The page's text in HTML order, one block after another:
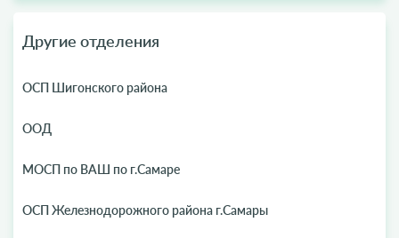
Другие отделения
ОСП Шигонского района
ООД
МОСП по ВАШ по г.Самаре
ОСП Железнодорожного района г.Самары